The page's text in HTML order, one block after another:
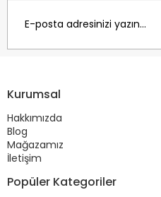
Kurumsal
Hakkımızda
Blog
Mağazamız
İletişim
Popüler Kategoriler